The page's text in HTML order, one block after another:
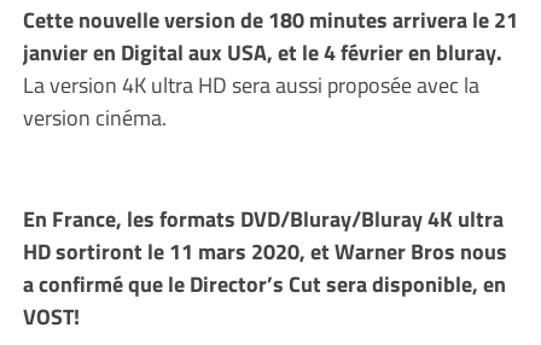
Cette nouvelle version de 180 minutes arrivera le 21
janvier en Digital aux USA, et le 4 février en bluray.
La version 4K ultra HD sera aussi proposée avec la
version cinéma.
En France, les formats DVD/Bluray/Bluray 4K ultra
HD sortiront le 11 mars 2020, et Warner Bros nous
a confirmé que le Director’s Cut sera disponible, en
VOST!